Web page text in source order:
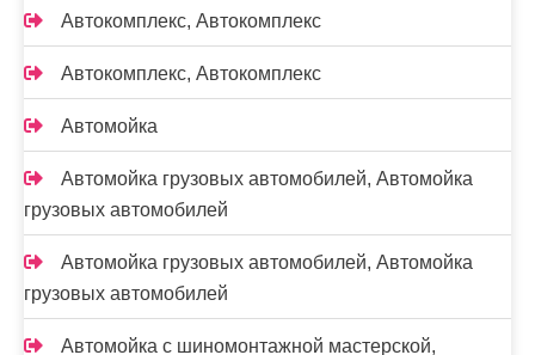
Автокомплекс, Автокомплекс
Автокомплекс, Автокомплекс
Автомойка
Автомойка грузовых автомобилей, Автомойка
грузовых автомобилей
Автомойка грузовых автомобилей, Автомойка
грузовых автомобилей
Автомойка с шиномонтажной мастерской,